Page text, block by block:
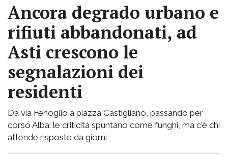
Ancora degrado urbano e
rifiuti abbandonati, ad
Asti crescono le
segnalazioni dei
residenti
Da via Fenoglio a piazza Castigliano, passando per
corso Alba: le criticità spuntano come funghi, ma c'è chi
attende risposte da giorni